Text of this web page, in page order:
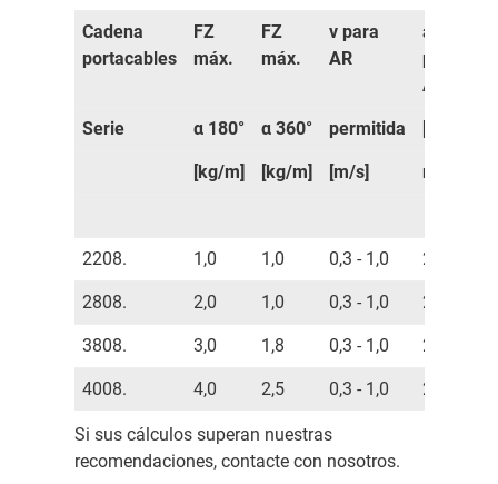
Cadena
portacables
FZ
máx.
FZ
máx.
v para
AR
a
para
AR
Serie α 180° α 360° permitida
[kg/m] [kg/m] [m/s] max.
2208. 1,0 1,0 0,3 - 1,0 2,0
2808. 2,0 1,0 0,3 - 1,0 2,0
3808. 3,0 1,8 0,3 - 1,0 2,0
4008. 4,0 2,5 0,3 - 1,0 2,0
Si sus cálculos superan nuestras
recomendaciones, contacte con nosotros.